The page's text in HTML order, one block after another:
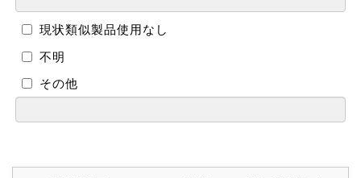
現状類似製品使用なし
不明
その他